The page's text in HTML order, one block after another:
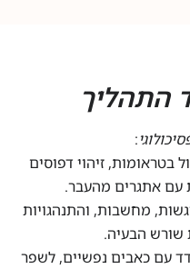
התהליך
:
בטראומות, זיהוי דפוסים
עם אתגרים מהעבר.
מחשבות, והתנהגויות
שורש הבעיה.
עם כאבים נפשיים, לשפר